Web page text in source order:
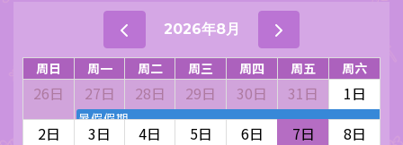
2026年8月
周日 周一 周二 周三 周四 周五 周六
26日 27日 28日 29日 30日 31日 1日
暑假假期
2日 3日 4日 5日 6日 7日 8日